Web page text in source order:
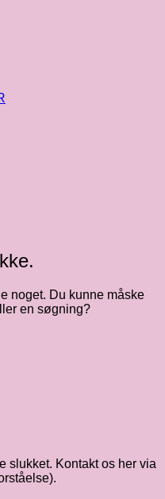
noget. Du kunne måske
en søgning?
slukket. Kontakt os her via